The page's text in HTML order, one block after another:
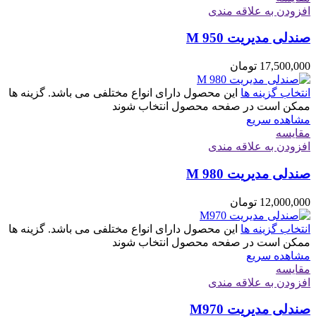
افزودن به علاقه مندی
صندلی مدیریت M 950
17,500,000 تومان
انتخاب گزینه ها این محصول دارای انواع مختلفی می باشد. گزینه ها
ممکن است در صفحه محصول انتخاب شوند
مشاهده سریع
مقایسه
افزودن به علاقه مندی
صندلی مدیریت M 980
12,000,000 تومان
انتخاب گزینه ها این محصول دارای انواع مختلفی می باشد. گزینه ها
ممکن است در صفحه محصول انتخاب شوند
مشاهده سریع
مقایسه
افزودن به علاقه مندی
صندلی مدیریت M970